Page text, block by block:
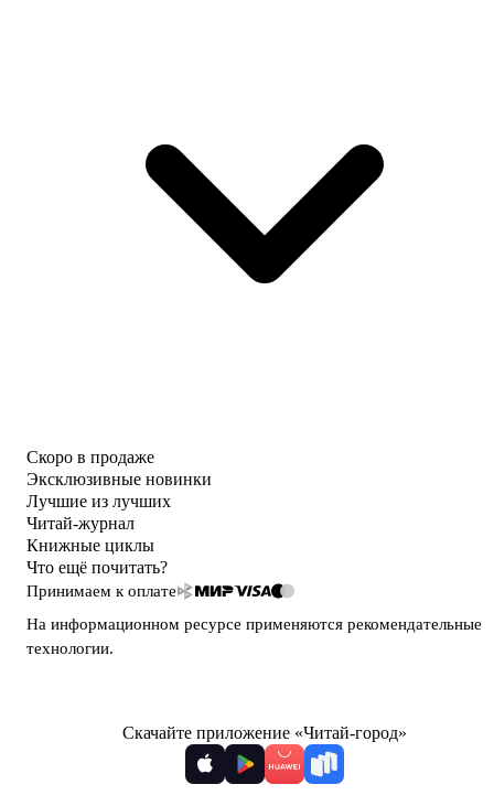
Скоро в продаже
Эксклюзивные новинки
Лучшие из лучших
Читай-журнал
Книжные циклы
Что ещё почитать?
Принимаем к оплате
На информационном ресурсе применяются рекомендательные
технологии.
Скачайте приложение «Читай-город»